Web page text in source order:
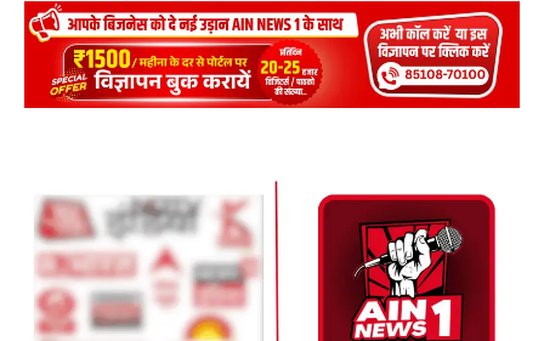
DOWNLOAD NOW
AIN NEWS 1
Contact Us
About Us